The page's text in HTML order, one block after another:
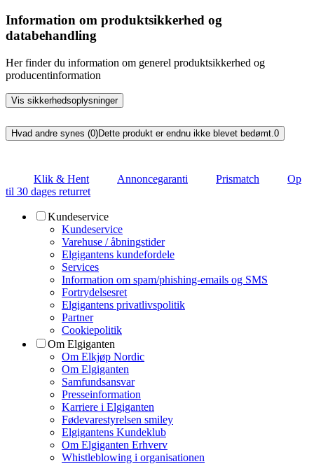
Information om produktsikkerhed og
databehandling
Her finder du information om generel produktsikkerhed og
producentinformation
Vis sikkerhedsoplysninger
Hvad andre synes (0)Dette produkt er endnu ikke blevet bedømt. 0
Klik & Hent Annoncegaranti Prismatch
Op
til 30 dages returret
Kundeservice
Kundeservice
Varehuse / åbningstider
Elgigantens kundefordele
Services
Information om spam/phishing-emails og SMS
Fortrydelsesret
Elgigantens privatlivspolitik
Partner
Cookiepolitik
Om Elgiganten
Om Elkjøp Nordic
Om Elgiganten
Samfundsansvar
Presseinformation
Karriere i Elgiganten
Fødevarestyrelsen smiley
Elgigantens Kundeklub
Om Elgiganten Erhverv
Whistleblowing i organisationen